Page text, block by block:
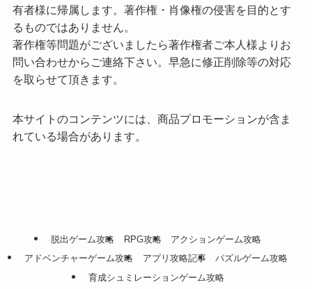
有者様に帰属します。著作権・肖像権の侵害を目的とす
るものではありません。
著作権等問題がございましたら著作権者ご本人様よりお
問い合わせからご連絡下さい。早急に修正削除等の対応
を取らせて頂きます。
本サイトのコンテンツには、商品プロモーションが含ま
れている場合があります。
脱出ゲーム攻略 RPG攻略
アクションゲーム攻略
アドベンチャーゲーム攻略
アプリ攻略記事
パズルゲーム攻略
育成シュミレーションゲーム攻略